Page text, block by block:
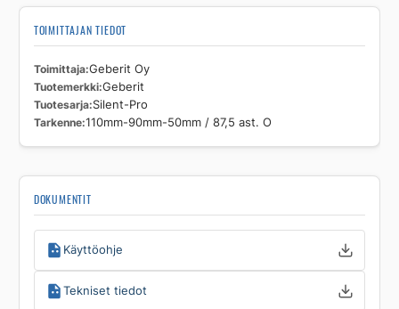
TOIMITTAJAN TIEDOT
Toimittaja Geberit Oy
Tuotemerkki Geberit
Tuotesarja Silent-Pro
Tarkenne 110mm-90mm-50mm / 87,5 ast. O
DOKUMENTIT
Käyttöohje
Tekniset tiedot